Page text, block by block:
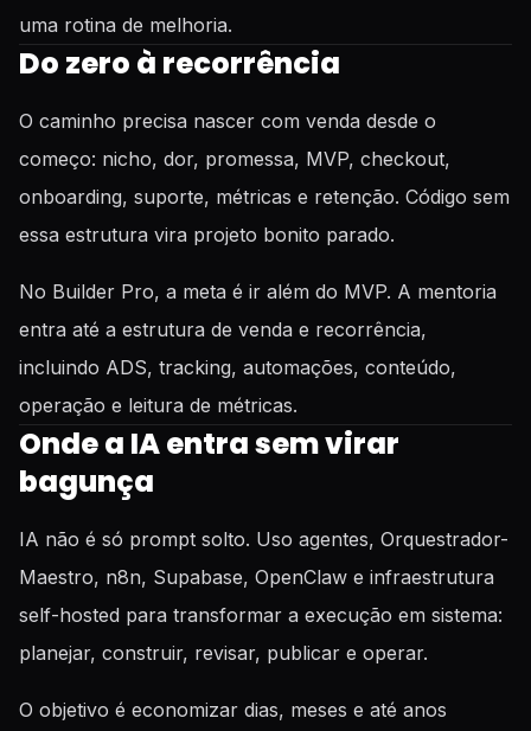
uma rotina de melhoria.
Do zero à recorrência
O caminho precisa nascer com venda desde o
começo: nicho, dor, promessa, MVP, checkout,
onboarding, suporte, métricas e retenção. Código sem
essa estrutura vira projeto bonito parado.
No Builder Pro, a meta é ir além do MVP. A mentoria
entra até a estrutura de venda e recorrência,
incluindo ADS, tracking, automações, conteúdo,
operação e leitura de métricas.
Onde a IA entra sem virar
bagunça
IA não é só prompt solto. Uso agentes, Orquestrador-
Maestro, n8n, Supabase, OpenClaw e infraestrutura
self-hosted para transformar a execução em sistema:
planejar, construir, revisar, publicar e operar.
O objetivo é economizar dias, meses e até anos